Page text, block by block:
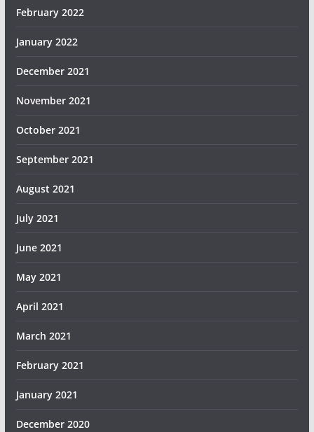
February 2022
January 2022
December 2021
November 2021
October 2021
September 2021
August 2021
July 2021
June 2021
May 2021
April 2021
March 2021
February 2021
January 2021
December 2020